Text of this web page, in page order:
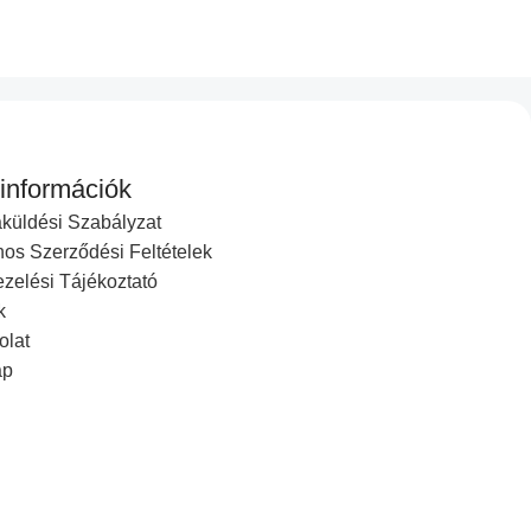
felhasználói környezetéhez, támogatja a
keresnek.
Szabályzat
Szerződési Feltételek
Tájékoztató